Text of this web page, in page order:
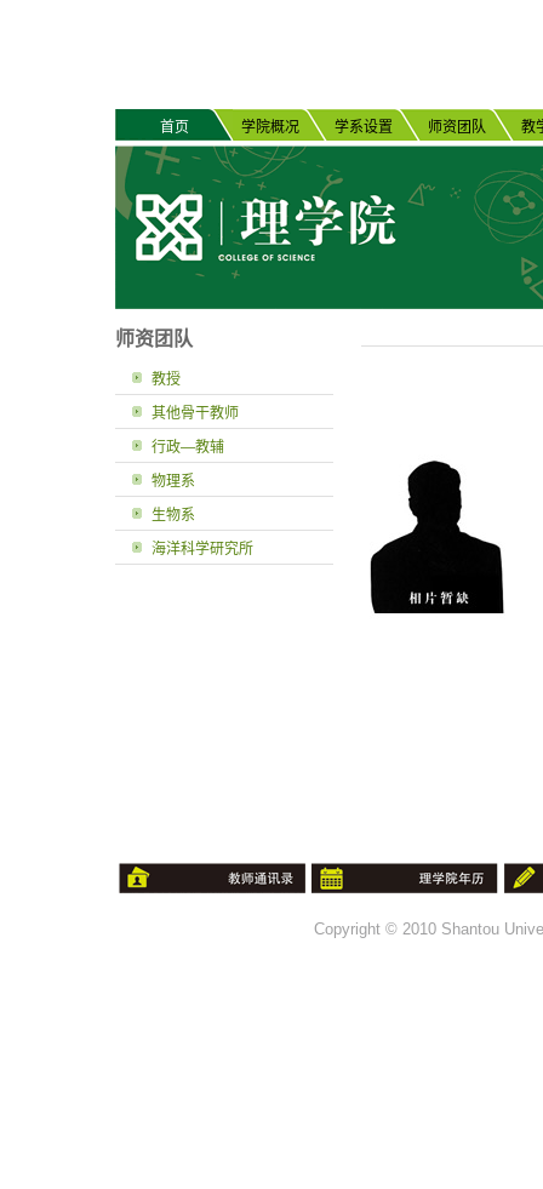
首页 学院概况 学系设置 师资团队 教
师资团队
教授
其他骨干教师
行政—教辅
物理系
生物系
海洋科学研究所
Copyright © 2010 Shantou